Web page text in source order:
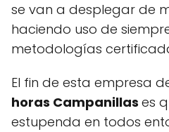
se van a desplegar de
haciendo uso de
metodologías
El fin de esta empresa
horas Campanillas es
estupenda en todos